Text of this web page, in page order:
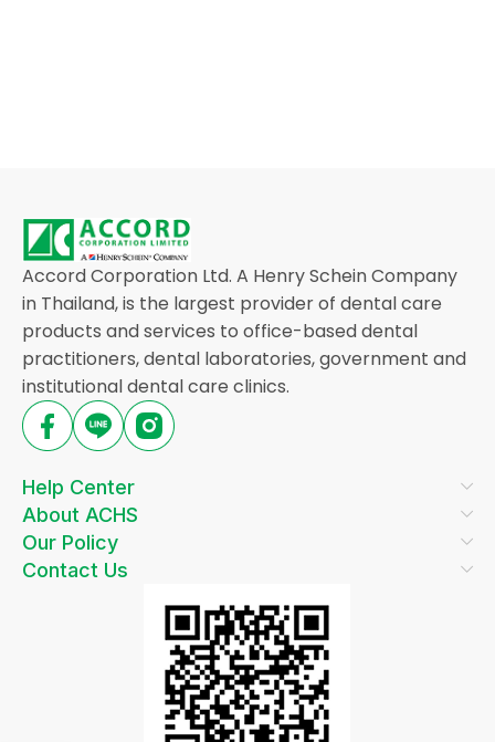
Accord Corporation Ltd. A Henry Schein Company
in Thailand, is the largest provider of dental care
products and services to office-based dental
practitioners, dental laboratories, government and
institutional dental care clinics.
Help Center
About ACHS
Our Policy
Contact Us